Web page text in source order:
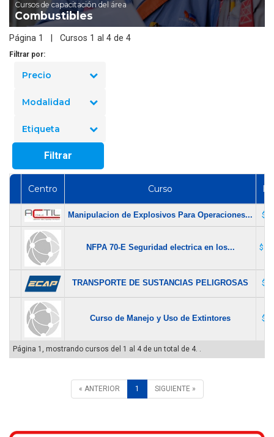
Cursos de capacitación del área
Combustibles
Página 1 | Cursos 1 al 4 de 4
Filtrar por:
Precio
Modalidad
Etiqueta
Filtrar
Centro Curso
Manipulacion de Explosivos Para Operaciones... $
NFPA 70-E Seguridad electrica en los... $
TRANSPORTE DE SUSTANCIAS PELIGROSAS $
Curso de Manejo y Uso de Extintores $
Página 1, mostrando cursos del 1 al 4 de un total de 4. .
« ANTERIOR 1 SIGUIENTE »